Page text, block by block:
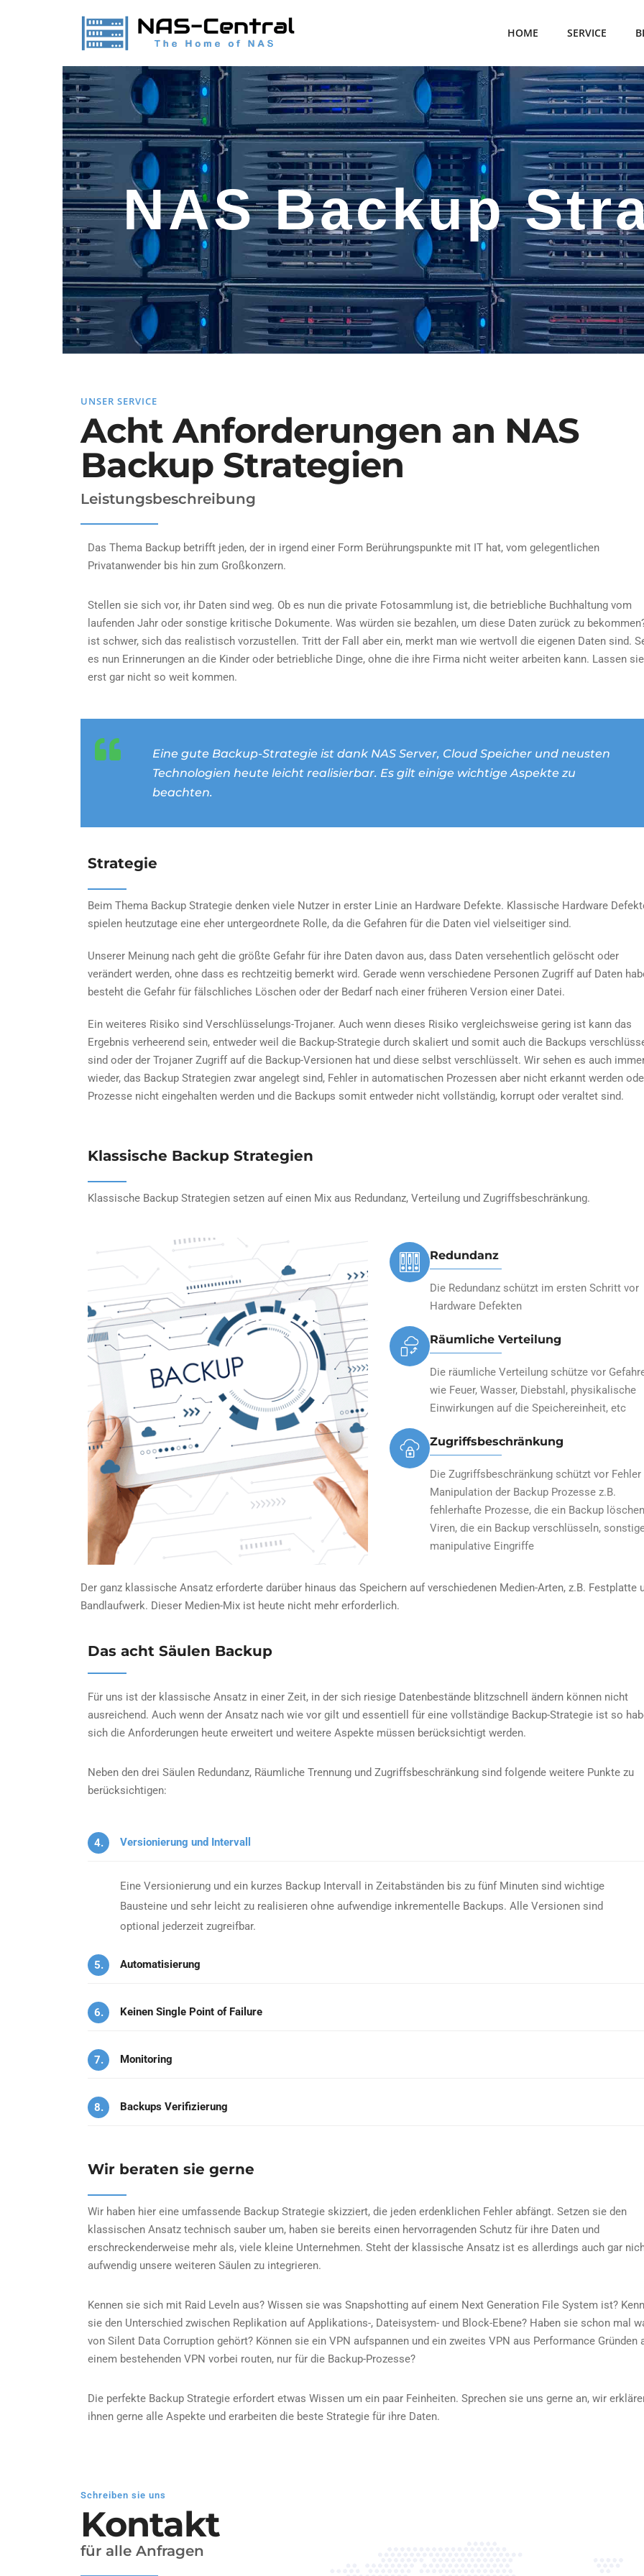
HOME SERVICE
NAS Backup
UNSER SERVICE
Acht Anforderungen an NAS
Backup Strategien
Leistungsbeschreibung
Das Thema Backup betrifft jeden, der in irgend einer Form Berührungspunkte mit IT hat, vom gelegentlichen
Privatanwender bis hin zum Großkonzern.
Stellen sie sich vor, ihr Daten sind weg. Ob es nun die private Fotosammlung ist, die betriebliche Buchhaltung vom
laufenden Jahr oder sonstige kritische Dokumente. Was würden sie bezahlen, um diese Daten zurück zu
ist schwer, sich das realistisch vorzustellen. Tritt der Fall aber ein, merkt man wie wertvoll die eigenen Daten sind.
es nun Erinnerungen an die Kinder oder betriebliche Dinge, ohne die ihre Firma nicht weiter arbeiten kann. Lassen
erst gar nicht so weit kommen.
Eine gute Backup-Strategie ist dank NAS Server, Cloud Speicher und neusten
Technologien heute leicht realisierbar. Es gilt einige wichtige Aspekte zu
beachten.
Strategie
Beim Thema Backup Strategie denken viele Nutzer in erster Linie an Hardware Defekte. Klassische Hardware
spielen heutzutage eine eher untergeordnete Rolle, da die Gefahren für die Daten viel vielseitiger sind.
Unserer Meinung nach geht die größte Gefahr für ihre Daten davon aus, dass Daten versehentlich gelöscht oder
verändert werden, ohne dass es rechtzeitig bemerkt wird. Gerade wenn verschiedene Personen Zugriff auf Daten
besteht die Gefahr für fälschliches Löschen oder der Bedarf nach einer früheren Version einer Datei.
Ein weiteres Risiko sind Verschlüsselungs-Trojaner. Auch wenn dieses Risiko vergleichsweise gering ist kann das
Ergebnis verheerend sein, entweder weil die Backup-Strategie durch skaliert und somit auch die Backups
sind oder der Trojaner Zugriff auf die Backup-Versionen hat und diese selbst verschlüsselt. Wir sehen es auch
wieder, das Backup Strategien zwar angelegt sind, Fehler in automatischen Prozessen aber nicht erkannt werden
Prozesse nicht eingehalten werden und die Backups somit entweder nicht vollständig, korrupt oder veraltet sind.
Klassische Backup Strategien
Klassische Backup Strategien setzen auf einen Mix aus Redundanz, Verteilung und Zugriffsbeschränkung.
Redundanz
Die Redundanz schützt im ersten Schritt vor
Hardware Defekten
Räumliche Verteilung
Die räumliche Verteilung schütze vor
wie Feuer, Wasser, Diebstahl, physikalische
Einwirkungen auf die Speichereinheit, etc
Zugriffsbeschränkung
Die Zugriffsbeschränkung schützt vor Fehler
Manipulation der Backup Prozesse z.B.
fehlerhafte Prozesse, die ein Backup
Viren, die ein Backup verschlüsseln,
manipulative Eingriffe
Der ganz klassische Ansatz erforderte darüber hinaus das Speichern auf verschiedenen Medien-Arten, z.B. Festplatte
Bandlaufwerk. Dieser Medien-Mix ist heute nicht mehr erforderlich.
Das acht Säulen Backup
Für uns ist der klassische Ansatz in einer Zeit, in der sich riesige Datenbestände blitzschnell ändern können nicht
ausreichend. Auch wenn der Ansatz nach wie vor gilt und essentiell für eine vollständige Backup-Strategie ist so
sich die Anforderungen heute erweitert und weitere Aspekte müssen berücksichtigt werden.
Neben den drei Säulen Redundanz, Räumliche Trennung und Zugriffsbeschränkung sind folgende weitere Punkte zu
berücksichtigen:
4. Versionierung und Intervall
Eine Versionierung und ein kurzes Backup Intervall in Zeitabständen bis zu fünf Minuten sind wichtige
Bausteine und sehr leicht zu realisieren ohne aufwendige inkrementelle Backups. Alle Versionen sind
optional jederzeit zugreifbar.
5. Automatisierung
6. Keinen Single Point of Failure
7. Monitoring
8. Backups Verifizierung
Wir beraten sie gerne
Wir haben hier eine umfassende Backup Strategie skizziert, die jeden erdenklichen Fehler abfängt. Setzen sie den
klassischen Ansatz technisch sauber um, haben sie bereits einen hervorragenden Schutz für ihre Daten und
erschreckenderweise mehr als, viele kleine Unternehmen. Steht der klassische Ansatz ist es allerdings auch gar
aufwendig unsere weiteren Säulen zu integrieren.
Kennen sie sich mit Raid Leveln aus? Wissen sie was Snapshotting auf einem Next Generation File System ist?
sie den Unterschied zwischen Replikation auf Applikations-, Dateisystem- und Block-Ebene? Haben sie schon mal
von Silent Data Corruption gehört? Können sie ein VPN aufspannen und ein zweites VPN aus Performance Gründen
einem bestehenden VPN vorbei routen, nur für die Backup-Prozesse?
Die perfekte Backup Strategie erfordert etwas Wissen um ein paar Feinheiten. Sprechen sie uns gerne an, wir
ihnen gerne alle Aspekte und erarbeiten die beste Strategie für ihre Daten.
Schreiben sie uns
Kontakt
für alle Anfragen